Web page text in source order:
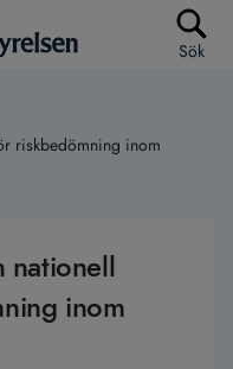
Sök
riskbedömning inom
nationell
inom